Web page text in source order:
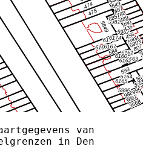
van
in Den